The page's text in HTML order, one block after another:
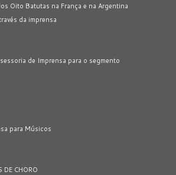
Oito Batutas na França e na Argentina
da imprensa
de Imprensa para o segmento
para Músicos
DE CHORO